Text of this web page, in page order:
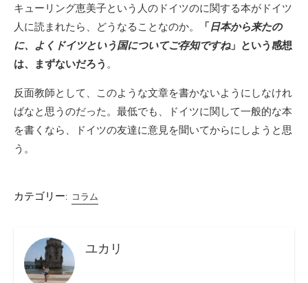
キューリング恵美子という人のドイツのに関する本がドイツ
人に読まれたら、どうなることなのか。
「日本から来たの
に、よくドイツという国についてご存知ですね」という感想
は、まずないだろう 。
反面教師として、このような文章を書かないようにしなけれ
ばなと思うのだった。最低でも、ドイツに関して一般的な本
を書くなら、ドイツの友達に意見を聞いてからにしようと思
う。
カテゴリー: コラム
ユカリ